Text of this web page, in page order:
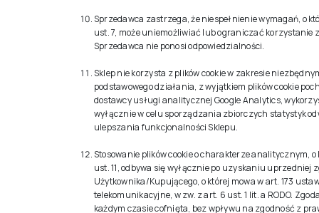
Sprzedawca zastrzega, że niespełnienie wymagań, o
ust. 7, może uniemożliwiać lub ograniczać korzystanie
Sprzedawca nie ponosi odpowiedzialności.
Sklep nie korzysta z plików cookie w zakresie
podstawowego działania, z wyjątkiem plików cookie
dostawcy usługi analitycznej Google Analytics,
wyłącznie w celu sporządzania zbiorczych statystyk
ulepszania funkcjonalności Sklepu.
Stosowanie plików cookie o charakterze analitycznym, o
ust. 11, odbywa się wyłącznie po uzyskaniu uprzedniej
Użytkownika/Kupującego, o której mowa w art. 173
telekomunikacyjne, w zw. z art. 6 ust. 1 lit. a RODO.
każdym czasie cofnięta, bez wpływu na zgodność z